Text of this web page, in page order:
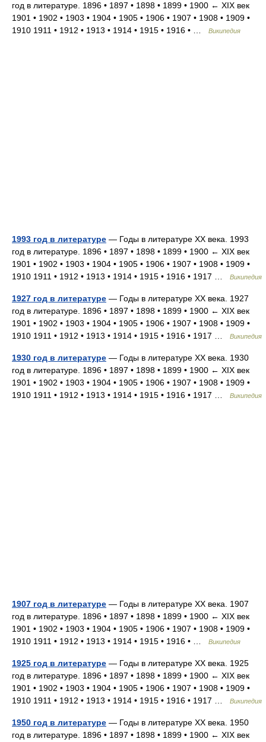
год в литературе. 1896 • 1897 • 1898 • 1899 • 1900 ← XIX век
1901 • 1902 • 1903 • 1904 • 1905 • 1906 • 1907 • 1908 • 1909 •
1910 1911 • 1912 • 1913 • 1914 • 1915 • 1916 • …
Википедия
1993 год в литературе — Годы в литературе XX века. 1993
год в литературе. 1896 • 1897 • 1898 • 1899 • 1900 ← XIX век
1901 • 1902 • 1903 • 1904 • 1905 • 1906 • 1907 • 1908 • 1909 •
1910 1911 • 1912 • 1913 • 1914 • 1915 • 1916 • 1917 …
Википедия
1927 год в литературе — Годы в литературе XX века. 1927
год в литературе. 1896 • 1897 • 1898 • 1899 • 1900 ← XIX век
1901 • 1902 • 1903 • 1904 • 1905 • 1906 • 1907 • 1908 • 1909 •
1910 1911 • 1912 • 1913 • 1914 • 1915 • 1916 • 1917 …
Википедия
1930 год в литературе — Годы в литературе XX века. 1930
год в литературе. 1896 • 1897 • 1898 • 1899 • 1900 ← XIX век
1901 • 1902 • 1903 • 1904 • 1905 • 1906 • 1907 • 1908 • 1909 •
1910 1911 • 1912 • 1913 • 1914 • 1915 • 1916 • 1917 …
Википедия
1907 год в литературе — Годы в литературе XX века. 1907
год в литературе. 1896 • 1897 • 1898 • 1899 • 1900 ← XIX век
1901 • 1902 • 1903 • 1904 • 1905 • 1906 • 1907 • 1908 • 1909 •
1910 1911 • 1912 • 1913 • 1914 • 1915 • 1916 • …
Википедия
1925 год в литературе — Годы в литературе XX века. 1925
год в литературе. 1896 • 1897 • 1898 • 1899 • 1900 ← XIX век
1901 • 1902 • 1903 • 1904 • 1905 • 1906 • 1907 • 1908 • 1909 •
1910 1911 • 1912 • 1913 • 1914 • 1915 • 1916 • 1917 …
Википедия
1950 год в литературе — Годы в литературе XX века. 1950
год в литературе. 1896 • 1897 • 1898 • 1899 • 1900 ← XIX век